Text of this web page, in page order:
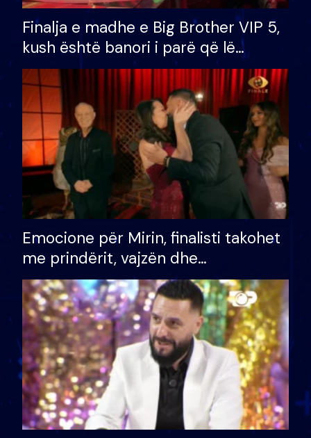
Finalja e madhe e Big Brother VIP 5,
kush është banori i parë që lë
shtëpinë dhe humb mundësinë për
të fituar çmimin e madh
Emocione për Mirin, finalisti takohet
me prindërit, vajzën dhe
bashkëshorten: S’kemi ndonjë letër
divorci apo jo?